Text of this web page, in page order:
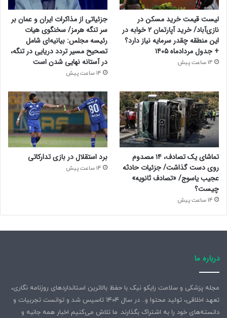
لیست قیمت خرید مسکن در
نازی‌آباد/ خرید آپارتمان ۲ خوابه در
این منطقه چقدر سرمایه نیاز دارد؟
+ جدول مردادماه ۱۴۰۵
14 ساعت پیش
جزئیاتی از مذاکرات ایران و عمان بر
سر تنگه هرمز/ سخنگوی هیات
رئیسه مجلس: بیانیه‌ای شامل
تصحیح مسیر تردد دریایی در تنگه،
در آستانه نهایی شدن است
14 ساعت پیش
تماشای یک تصادف، ۱۴ مصدوم
روی دست گذاشت/ جزئیات حادثه
عجیب یاسوج/ «تصادف ثانویه»
چیست؟
14 ساعت پیش
برد استقلال در بازی تدارکاتی
14 ساعت پیش
درباره ما
مجله پزشکی و سلامت رایکو نیک با حفظ بالاترین استانداردهای روزنامه نگاری،
تعهد اخلاقی، تولید محتوا و.. در سال ۱۴۰۴ تاسیس شد و توانست تجربیات و
دانسته‌های خود را به اشتراک بگذارند. ما تلاش می‌کنیم اخبار همه جانبه و